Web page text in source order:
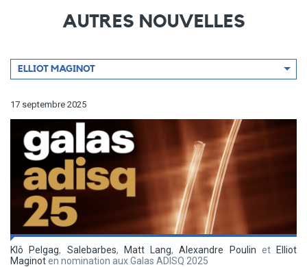
AUTRES NOUVELLES
Filtrer
par
ELLIOT MAGINOT
17 septembre 2025
Klô Pelgag, Salebarbes, Matt Lang,Alexandre Poulin et
Elliot
Maginoten nomination aux Galas ADISQ 2025